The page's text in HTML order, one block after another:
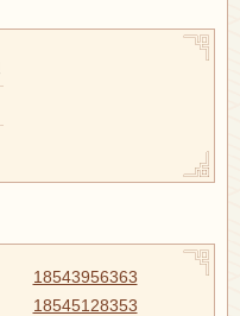
18543956363
18545128353